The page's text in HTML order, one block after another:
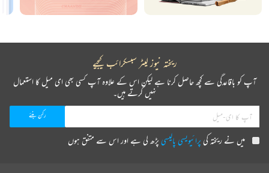
ریختہ نیوز لیٹر سبسکرائب کیجیے
آپ کو باقاعدگی سے کچھ حاصل کرنا ہے لیکن اس کے علاوہ آپ کسی بھی ای میل کا استعمال
نہیں کرتے ہیں۔
میں نے ریختہ کیپرائیویسی پالیسیپڑھ لی ہے اور اس سے متفق ہوں